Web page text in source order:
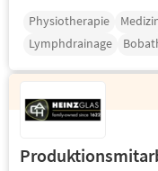
Physiotherapie
Lymphdrainage